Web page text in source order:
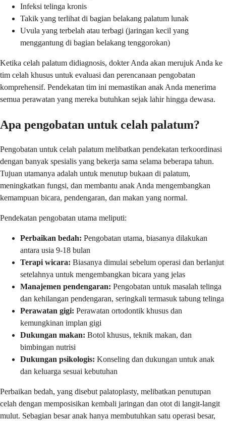
Infeksi telinga kronis
Takik yang terlihat di bagian belakang palatum lunak
Uvula yang terbelah atau terbagi (jaringan kecil yang
menggantung di bagian belakang tenggorokan)
Ketika celah palatum didiagnosis, dokter Anda akan merujuk Anda ke
tim celah khusus untuk evaluasi dan perencanaan pengobatan
komprehensif. Pendekatan tim ini memastikan anak Anda menerima
semua perawatan yang mereka butuhkan sejak lahir hingga dewasa.
Apa pengobatan untuk celah palatum?
Pengobatan untuk celah palatum melibatkan pendekatan terkoordinasi
dengan banyak spesialis yang bekerja sama selama beberapa tahun.
Tujuan utamanya adalah untuk menutup bukaan di palatum,
meningkatkan fungsi, dan membantu anak Anda mengembangkan
kemampuan bicara, pendengaran, dan makan yang normal.
Pendekatan pengobatan utama meliputi:
Perbaikan bedah: Pengobatan utama, biasanya dilakukan
antara usia 9-18 bulan
Terapi wicara: Biasanya dimulai sebelum operasi dan berlanjut
setelahnya untuk mengembangkan bicara yang jelas
Manajemen pendengaran: Pengobatan untuk masalah telinga
dan kehilangan pendengaran, seringkali termasuk tabung telinga
Perawatan gigi: Perawatan ortodontik khusus dan
kemungkinan implan gigi
Dukungan makan: Botol khusus, teknik makan, dan
bimbingan nutrisi
Dukungan psikologis: Konseling dan dukungan untuk anak
dan keluarga sesuai kebutuhan
Perbaikan bedah, yang disebut palatoplasty, melibatkan penutupan
celah dengan memposisikan kembali jaringan dan otot di langit-langit
mulut. Sebagian besar anak hanya membutuhkan satu operasi besar,